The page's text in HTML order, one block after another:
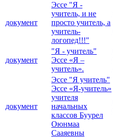
документ
Эссе "Я -
учитель, и не
просто учитель, а
учитель-
логопед!!!"
документ
"Я - учитель"
Эссе «Я –
учитель».
документ
Эссе "Я учитель"
Эссе «Я-учитель»
учителя
начальных
классов Буурел
Оюнмаа
Сааяевны